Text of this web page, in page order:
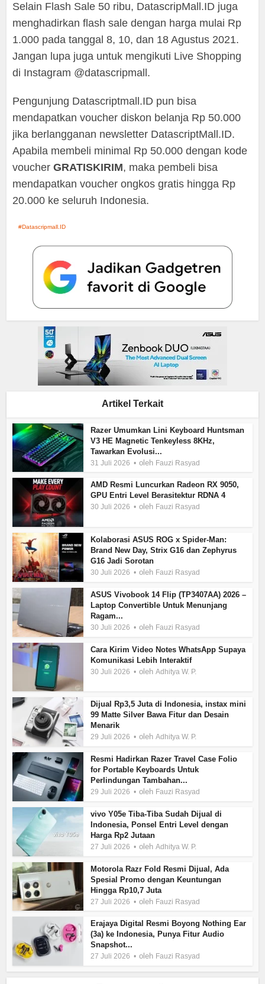
Selain Flash Sale 50 ribu, DatascripMall.ID juga
menghadirkan flash sale dengan harga mulai Rp
1.000 pada tanggal 8, 10, dan 18 Agustus 2021.
Jangan lupa juga untuk mengikuti Live Shopping
di Instagram @datascripmall.
Pengunjung Datascriptmall.ID pun bisa
mendapatkan voucher diskon belanja Rp 50.000
jika berlangganan newsletter DatascriptMall.ID.
Apabila membeli minimal Rp 50.000 dengan kode
voucherGRATISKIRIM, maka pembeli bisa
mendapatkan voucher ongkos gratis hingga Rp
20.000 ke seluruh Indonesia.
Datascripmall.ID
Artikel Terkait
Razer Umumkan Lini Keyboard Huntsman
V3 HE Magnetic Tenkeyless 8KHz,
Tawarkan Evolusi...
31 Juli 2026 oleh Fauzi Rasyad
AMD Resmi Luncurkan Radeon RX 9050,
GPU Entri Level Berasitektur RDNA 4
30 Juli 2026 oleh Fauzi Rasyad
Kolaborasi ASUS ROG x Spider-Man:
Brand New Day, Strix G16 dan Zephyrus
G16 Jadi Sorotan
30 Juli 2026 oleh Fauzi Rasyad
ASUS Vivobook 14 Flip (TP3407AA) 2026 –
Laptop Convertible Untuk Menunjang
Ragam...
30 Juli 2026 oleh Fauzi Rasyad
Cara Kirim Video Notes WhatsApp Supaya
Komunikasi Lebih Interaktif
30 Juli 2026 olehAdhitya W. P.
Dijual Rp3,5 Juta di Indonesia, instax mini
99 Matte Silver Bawa Fitur dan Desain
Menarik
29 Juli 2026 olehAdhitya W. P.
Resmi Hadirkan Razer Travel Case Folio
for Portable Keyboards Untuk
Perlindungan Tambahan...
29 Juli 2026 oleh Fauzi Rasyad
vivo Y05e Tiba-Tiba Sudah Dijual di
Indonesia, Ponsel Entri Level dengan
Harga Rp2 Jutaan
27 Juli 2026 olehAdhitya W. P.
Motorola Razr Fold Resmi Dijual, Ada
Spesial Promo dengan Keuntungan
Hingga Rp10,7 Juta
27 Juli 2026 oleh Fauzi Rasyad
Erajaya Digital Resmi Boyong Nothing Ear
(3a) ke Indonesia, Punya Fitur Audio
Snapshot...
27 Juli 2026 oleh Fauzi Rasyad